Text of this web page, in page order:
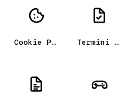
Cookie Policy Termini e condizioni